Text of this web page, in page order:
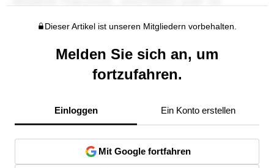
Dieser Artikel ist unseren Mitgliedern vorbehalten.
Melden Sie sich an, um
fortzufahren.
Einloggen Ein Konto erstellen
Mit Google fortfahren